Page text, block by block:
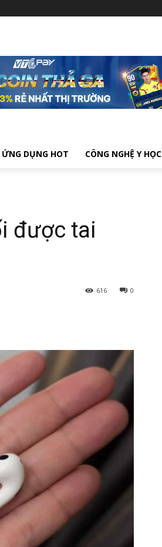
ỨNG DỤNG HOT CÔNG NGHỆ Y HỌC
được tai
0
616